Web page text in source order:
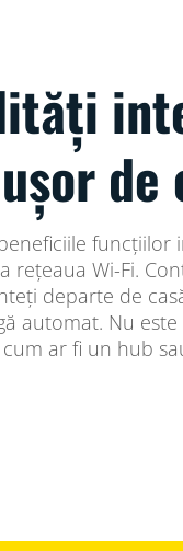
funcțiilor
rețeaua Wi-Fi.
departe de
automat. Nu
ar fi un hub